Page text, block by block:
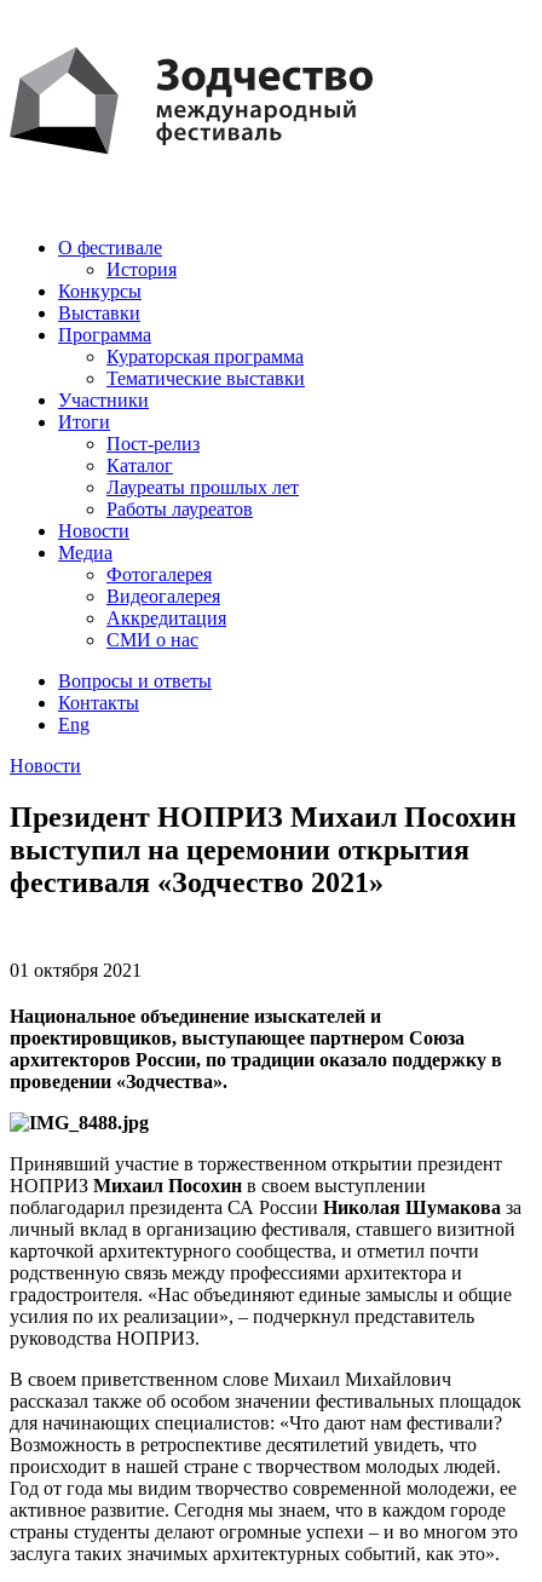
PDF
AI
О фестивале
История
Конкурсы
Выставки
Программа
Кураторская программа
Тематические выставки
Участники
Итоги
Пост-релиз
Каталог
Лауреаты прошлых лет
Работы лауреатов
Новости
Медиа
Фотогалерея
Видеогалерея
Аккредитация
СМИ о нас
Вопросы и ответы
Контакты
Eng
Новости
Президент НОПРИЗ Михаил Посохин
выступил на церемонии открытия
фестиваля «Зодчество 2021»
01 октября 2021
Национальное объединение изыскателей и
проектировщиков, выступающее партнером Союза
архитекторов России, по традиции оказало поддержку в
проведении «Зодчества».
Принявший участие в торжественном открытии президент
НОПРИЗ Михаил Посохин в своем выступлении
поблагодарил президента СА России Николая Шумакова за
личный вклад в организацию фестиваля, ставшего визитной
карточкой архитектурного сообщества, и отметил почти
родственную связь между профессиями архитектора и
градостроителя. «Нас объединяют единые замыслы и общие
усилия по их реализации», – подчеркнул представитель
руководства НОПРИЗ.
В своем приветственном слове Михаил Михайлович
рассказал также об особом значении фестивальных площадок
для начинающих специалистов: «Что дают нам фестивали?
Возможность в ретроспективе десятилетий увидеть, что
происходит в нашей стране с творчеством молодых людей.
Год от года мы видим творчество современной молодежи, ее
активное развитие. Сегодня мы знаем, что в каждом городе
страны студенты делают огромные успехи – и во многом это
заслуга таких значимых архитектурных событий, как это».